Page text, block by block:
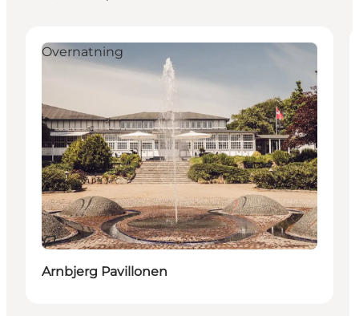
Bæredygtige oplevelser
Overnatning
Arnbjerg Pavillonen